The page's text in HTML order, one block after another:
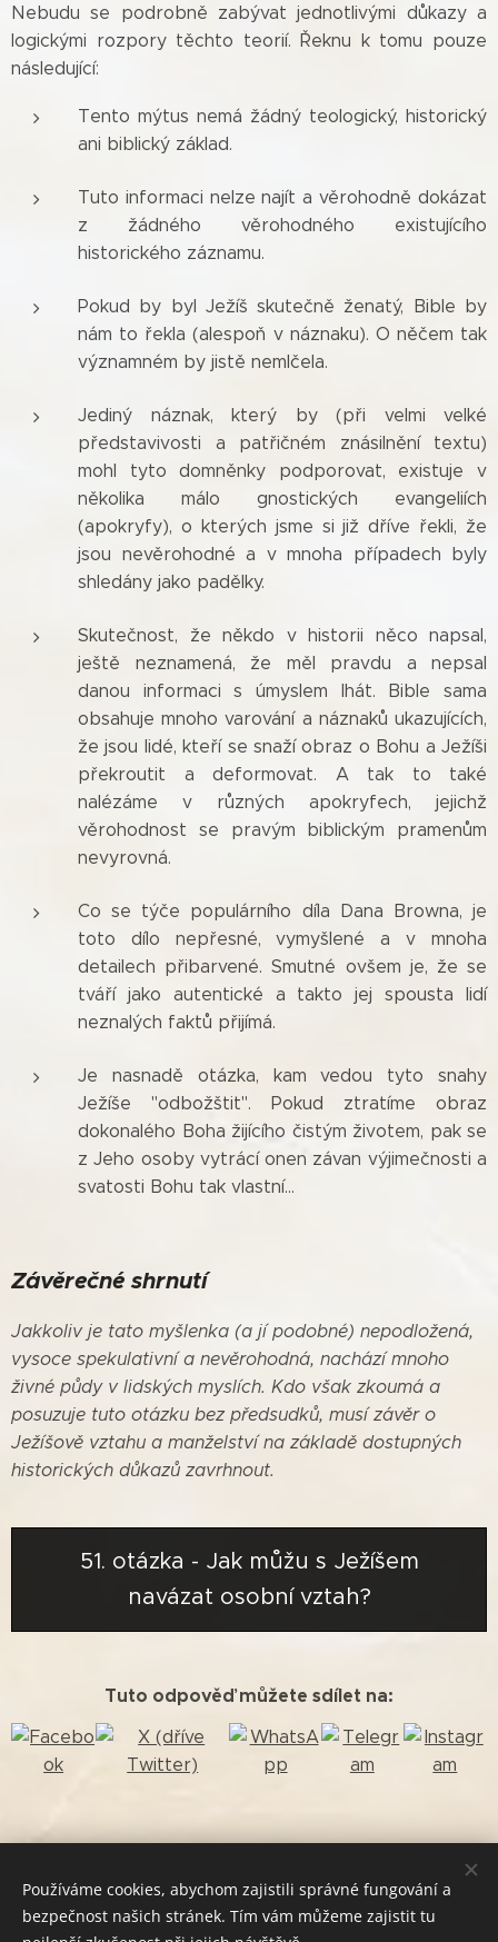
Nebudu se podrobně zabývat jednotlivými důkazy a
logickými rozpory těchto teorií. Řeknu k tomu pouze
následující:
Tento mýtus nemá žádný teologický, historický
ani biblický základ.
Tuto informaci nelze najít a věrohodně dokázat
z žádného věrohodného existujícího
historického záznamu.
Pokud by byl Ježíš skutečně ženatý, Bible by
nám to řekla (alespoň v náznaku). O něčem tak
významném by jistě nemlčela.
Jediný náznak, který by (při velmi velké
představivosti a patřičném znásilnění textu)
mohl tyto domněnky podporovat, existuje v
několika málo gnostických evangeliích
(apokryfy), o kterých jsme si již dříve řekli, že
jsou nevěrohodné a v mnoha případech byly
shledány jako padělky.
Skutečnost, že někdo v historii něco napsal,
ještě neznamená, že měl pravdu a nepsal
danou informaci s úmyslem lhát. Bible sama
obsahuje mnoho varování a náznaků ukazujících,
že jsou lidé, kteří se snaží obraz o Bohu a Ježíši
překroutit a deformovat. A tak to také
nalézáme v různých apokryfech, jejichž
věrohodnost se pravým biblickým pramenům
nevyrovná.
Co se týče populárního díla Dana Browna, je
toto dílo nepřesné, vymyšlené a v mnoha
detailech přibarvené. Smutné ovšem je, že se
tváří jako autentické a takto jej spousta lidí
neznalých faktů přijímá.
Je nasnadě otázka, kam vedou tyto snahy
Ježíše "odbožštit". Pokud ztratíme obraz
dokonalého Boha žijícího čistým životem, pak se
z Jeho osoby vytrácí onen závan výjimečnosti a
svatosti Bohu tak vlastní...
Závěrečné shrnutí
Jakkoliv je tato myšlenka (a jí podobné) nepodložená,
vysoce spekulativní a nevěrohodná, nachází mnoho
živné půdy v lidských myslích. Kdo však zkoumá a
posuzuje tuto otázku bez předsudků, musí závěr o
Ježíšově vztahu a manželství na základě dostupných
historických důkazů zavrhnout.
51. otázka - Jak můžu s Ježíšem
navázat osobní vztah?
Tuto odpověď můžete sdílet na:
Kopírování textů bez souhlasu autora je zakázáno!
Líbí se vám obsah? Podpořte jej sdílením. Děkuji!
Používáme cookies, abychom zajistili správné fungování a
bezpečnost našich stránek. Tím vám můžeme zajistit tu